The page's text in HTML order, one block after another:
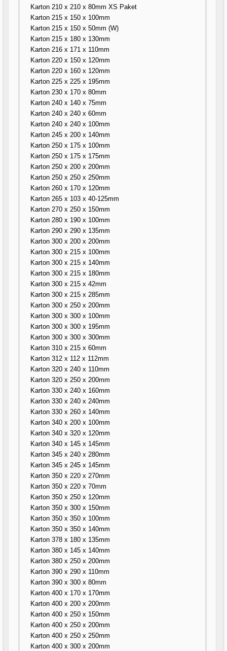
Karton 210 x 210 x 80mm XS Paket
Karton 215 x 150 x 100mm
Karton 215 x 150 x 50mm (W)
Karton 215 x 180 x 130mm
Karton 216 x 171 x 110mm
Karton 220 x 150 x 120mm
Karton 220 x 160 x 120mm
Karton 225 x 225 x 195mm
Karton 230 x 170 x 80mm
Karton 240 x 140 x 75mm
Karton 240 x 240 x 60mm
Karton 240 x 240 x 100mm
Karton 245 x 200 x 140mm
Karton 250 x 175 x 100mm
Karton 250 x 175 x 175mm
Karton 250 x 200 x 200mm
Karton 250 x 250 x 250mm
Karton 260 x 170 x 120mm
Karton 265 x 103 x 40-125mm
Karton 270 x 250 x 150mm
Karton 280 x 190 x 100mm
Karton 290 x 290 x 135mm
Karton 300 x 200 x 200mm
Karton 300 x 215 x 100mm
Karton 300 x 215 x 140mm
Karton 300 x 215 x 180mm
Karton 300 x 215 x 42mm
Karton 300 x 215 x 285mm
Karton 300 x 250 x 200mm
Karton 300 x 300 x 100mm
Karton 300 x 300 x 195mm
Karton 300 x 300 x 300mm
Karton 310 x 215 x 60mm
Karton 312 x 112 x 112mm
Karton 320 x 240 x 110mm
Karton 320 x 250 x 200mm
Karton 330 x 240 x 160mm
Karton 330 x 240 x 240mm
Karton 330 x 260 x 140mm
Karton 340 x 200 x 100mm
Karton 340 x 320 x 120mm
Karton 340 x 145 x 145mm
Karton 345 x 240 x 280mm
Karton 345 x 245 x 145mm
Karton 350 x 220 x 270mm
Karton 350 x 220 x 70mm
Karton 350 x 250 x 120mm
Karton 350 x 300 x 150mm
Karton 350 x 350 x 100mm
Karton 350 x 350 x 140mm
Karton 378 x 180 x 135mm
Karton 380 x 145 x 140mm
Karton 380 x 250 x 200mm
Karton 390 x 290 x 110mm
Karton 390 x 300 x 80mm
Karton 400 x 170 x 170mm
Karton 400 x 200 x 200mm
Karton 400 x 250 x 150mm
Karton 400 x 250 x 200mm
Karton 400 x 250 x 250mm
Karton 400 x 300 x 200mm